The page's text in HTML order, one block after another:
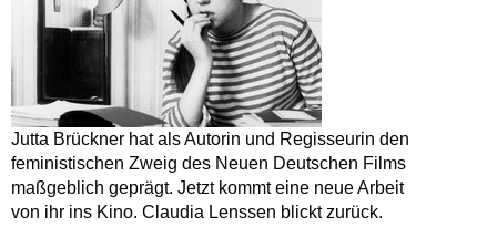
Jutta Brückner hat als Autorin und Regisseurin den
feministischen Zweig des Neuen Deutschen Films
maßgeblich geprägt. Jetzt kommt eine neue Arbeit
von ihr ins Kino. Claudia Lenssen blickt zurück.